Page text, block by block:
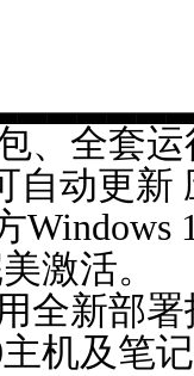
、全套
自动更新
Windows
激活。
全新部
机及笔